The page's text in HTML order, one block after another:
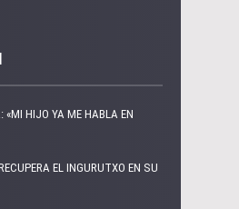
«MI HIJO YA ME HABLA EN
EL INGURUTXO EN SU